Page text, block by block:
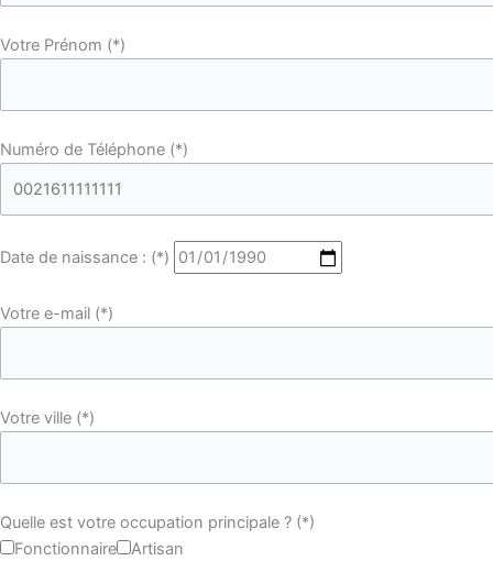
Votre Prénom (*)
Numéro de Téléphone (*)
Date de naissance : (*)
Votre e-mail (*)
Votre ville (*)
Quelle est votre occupation principale ? (*)
Fonctionnaire
Artisan